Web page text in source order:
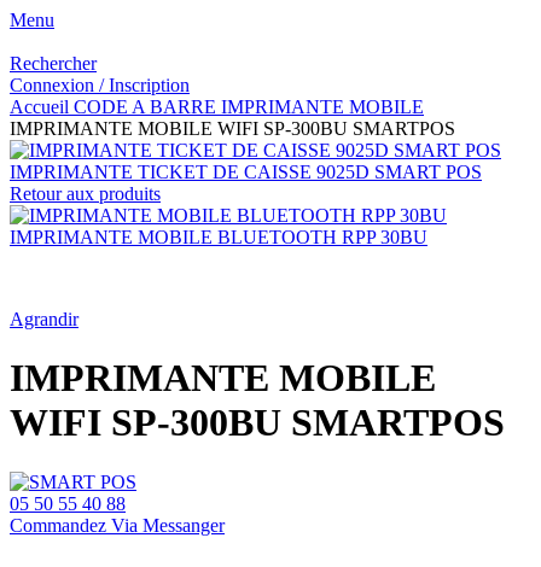
Menu
Rechercher
Connexion / Inscription
Accueil CODE A BARRE IMPRIMANTE MOBILE
IMPRIMANTE MOBILE WIFI SP-300BU SMARTPOS
IMPRIMANTE TICKET DE CAISSE 9025D SMART POS
Retour aux produits
IMPRIMANTE MOBILE BLUETOOTH RPP 30BU
Agrandir
IMPRIMANTE MOBILE
WIFI SP-300BU SMARTPOS
05 50 55 40 88
Commandez Via Messanger